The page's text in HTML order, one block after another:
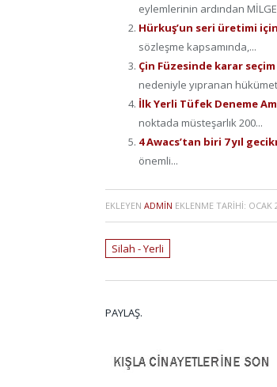
eylemlerinin ardından
Hürkuş’un seri üretimi
sözleşme kapsamında,...
Çin Füzesinde karar seçim
nedeniyle yıpranan
İlk Yerli Tüfek Deneme
nok­ta­da müs­te­şar­lık 200...
4 Awacs’tan biri 7 yıl
önemli...
EKLEYEN ADMIN EKLENME TARIHI: OCAK
Silah - Yerli
PAYLAŞ.